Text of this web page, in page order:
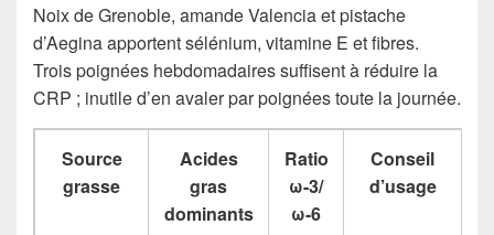
Noix de Grenoble, amande Valencia et pistache
d’Aegina apportent sélénium, vitamine E et fibres.
Trois poignées hebdomadaires suffisent à réduire la
CRP ; inutile d’en avaler par poignées toute la journée.
Source
grasse
Acides
gras
dominants
Ratio
ω-3/
ω-6
Conseil
d’usage